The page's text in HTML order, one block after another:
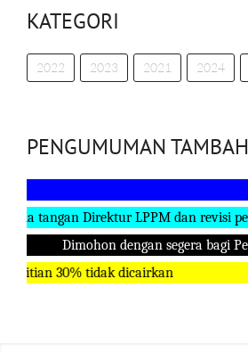
KATEGORI
2022 2023 2021 2024
PENGUMUMAN
Direktur LPPM dan revisi
Dimohon dengan segera bagi
30% tidak dicairkan